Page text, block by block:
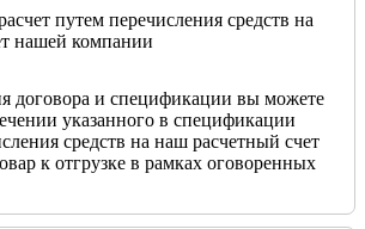
путем перечисления средств на
нашей компании
договора и спецификации вы можете
указанного в спецификации
средств на наш расчетный счет
к отгрузке в рамках оговоренных